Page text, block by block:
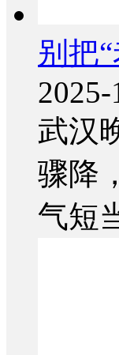
别把
武汉
骤降
气短